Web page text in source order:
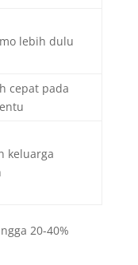
lebih dulu
cepat pada
keluarga
20-40%